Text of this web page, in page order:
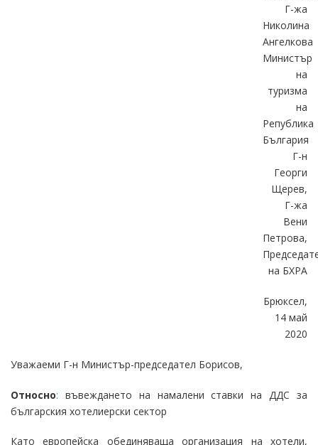
Г-жа
Николина
Ангелкова
Министър
на
туризма
на
Република
България
Г-н
Георги
Щерев,
Г-жа
Вени
Петрова,
на БХРА
Брюксел,
14 май
2020
Уважаеми Г-н Министър-председател Борисов,
Относно: въвеждането на намалени ставки на ДДС за
българския хотелиерски сектор
Като европейска обединяваща организация на хотели,